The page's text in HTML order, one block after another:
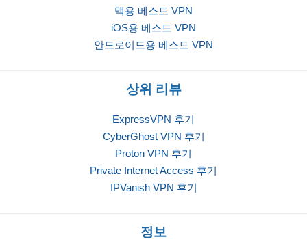
맥용 베스트 VPN
iOS용 베스트 VPN
안드로이드용 베스트 VPN
상위 리뷰
ExpressVPN 후기
CyberGhost VPN 후기
Proton VPN 후기
Private Internet Access 후기
IPVanish VPN 후기
정보